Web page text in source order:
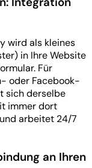
wird als kleines
in Ihre Website
Für
oder Facebook-
sich derselbe
immer dort
arbeitet 24/7
an Ihren